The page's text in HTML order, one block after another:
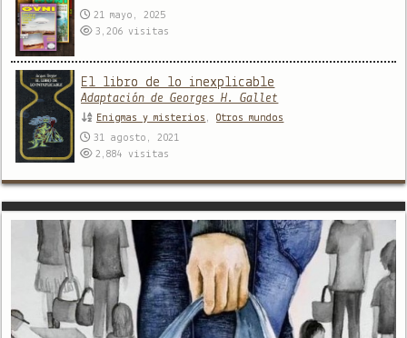
21 mayo, 2025
3,206visitas
El libro de lo inexplicable
Adaptación de Georges H. Gallet
Enigmas y misterios ,Otros mundos
31 agosto, 2021
2,884visitas